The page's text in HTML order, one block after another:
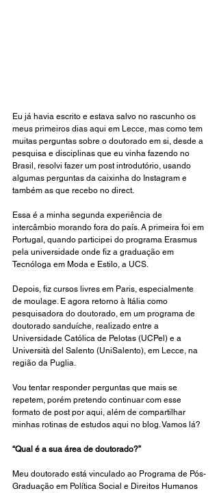
Eu já havia escrito e estava salvo no rascunho os
meus primeiros dias aqui em Lecce, mas como tem
muitas perguntas sobre o doutorado em si, desde a
pesquisa e disciplinas que eu vinha fazendo no
Brasil, resolvi fazer um post introdutório, usando
algumas perguntas da caixinha do Instagram e
também as que recebo no direct.
Essa é a minha segunda experiência de
intercâmbio morando fora do país. A primeira foi em
Portugal, quando participei do programa Erasmus
pela universidade onde fiz a graduação em
Tecnóloga em Moda e Estilo, a UCS.
Depois, fiz cursos livres em Paris, especialmente
de moulage. E agora retorno à Itália como
pesquisadora do doutorado, em um programa de
doutorado sanduíche, realizado entre a
Universidade Católica de Pelotas (UCPel) e a
Università del Salento (UniSalento), em Lecce, na
região da Puglia.
Vou tentar responder perguntas que mais se
repetem, porém pretendo continuar com esse
formato de post por aqui, além de compartilhar
minhas rotinas de estudos aqui no blog. Vamos lá?
“Qual é a sua área de doutorado?”
Meu doutorado está vinculado ao Programa de Pós-
Graduação em Política Social e Direitos Humanos